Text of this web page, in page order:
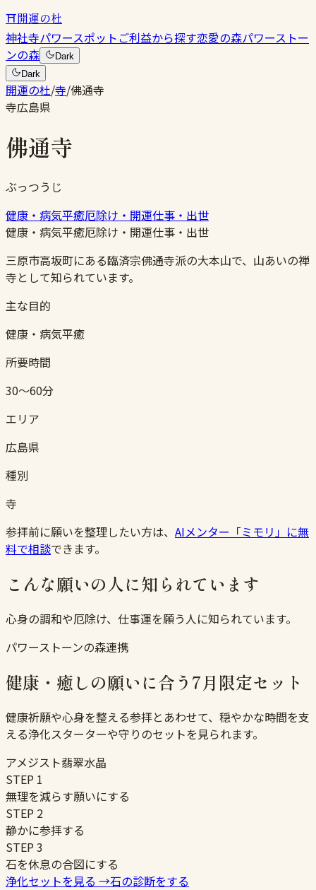
⛩開運の杜
神社寺パワースポットご利益から探す恋愛の森パワーストー
ンの森
Dark
Dark
開運の杜/寺/佛通寺
寺広島県
佛通寺
ぶっつうじ
健康・病気平癒厄除け・開運仕事・出世
健康・病気平癒厄除け・開運仕事・出世
三原市高坂町にある臨済宗佛通寺派の大本山で、山あいの禅
寺として知られています。
主な目的
健康・病気平癒
所要時間
30〜60分
エリア
広島県
種別
寺
参拝前に願いを整理したい方は、 AIメンター「ミモリ」に無
料で相談できます。
こんな願いの人に知られています
心身の調和や厄除け、仕事運を願う人に知られています。
パワーストーンの森連携
健康・癒しの願いに合う7月限定セット
健康祈願や心身を整える参拝とあわせて、穏やかな時間を支
える浄化スターターや守りのセットを見られます。
アメジスト翡翠水晶
STEP 1
無理を減らす願いにする
STEP 2
静かに参拝する
STEP3
石を休息の合図にする
浄化セットを見る →石の診断をする